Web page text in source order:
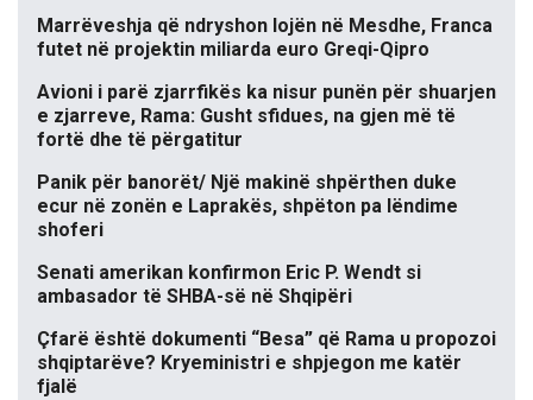
Marrëveshja që ndryshon lojën në Mesdhe, Franca
futet në projektin miliarda euro Greqi-Qipro
Avioni i parë zjarrfikës ka nisur punën për shuarjen
e zjarreve, Rama: Gusht sfidues, na gjen më të
fortë dhe të përgatitur
Panik për banorët/ Një makinë shpërthen duke
ecur në zonën e Laprakës, shpëton pa lëndime
shoferi
Senati amerikan konfirmon Eric P. Wendt si
ambasador të SHBA-së në Shqipëri
Çfarë është dokumenti “Besa” që Rama u propozoi
shqiptarëve? Kryeministri e shpjegon me katër
fjalë